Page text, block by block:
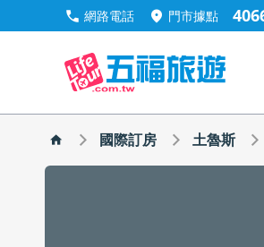
call 網路電話 location_on 門市據點
國際訂房 土魯斯